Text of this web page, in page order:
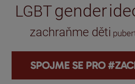
LGBT gender
zachraňme děti
SPOJME SE PRO